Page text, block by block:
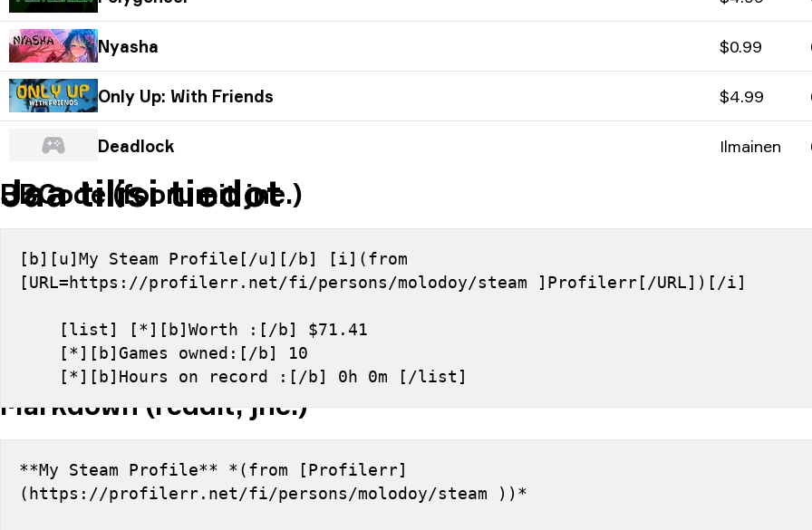
Nyasha $0.99
Only Up: With Friends $4.99
Deadlock Ilmainen
Jaa tilisi tiedot
BBCode (foorumit jne.)
[b][u]My Steam Profile[/u][/b] [i](from
[URL=https://profilerr.net/fi/persons/molodoy/steam ]Profilerr[/URL])[/i]
    [list] [*][b]Worth :[/b] $71.41
    [*][b]Games owned:[/b] 10
    [*][b]Hours on record :[/b] 0h 0m [/list]
Markdown (reddit, jne.)
**My Steam Profile** *(from [Profilerr]
(https://profilerr.net/fi/persons/molodoy/steam ))*